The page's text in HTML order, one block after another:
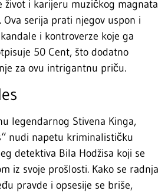
život i karijeru muzičkog magnata
Ova serija prati njegov uspon i
i kontroverze koje ga
50 Cent, što dodatno
za ovu intrigantnu priču.
legendarnog Stivena Kinga,
nudi napetu kriminalističku
detektiva Bila Hodžisa koji se
iz svoje prošlosti. Kako se radnja
pravde i opsesije se briše,